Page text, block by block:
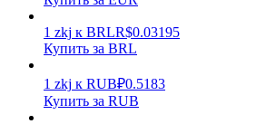
Силовая свинья
1 zkj к BRLR$0.03195
Купить за BRL
1 zkj к RUB₽0.5183
Купить за RUB